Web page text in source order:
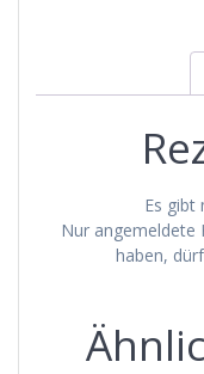
Es gibt
Nur angemeldete
haben,